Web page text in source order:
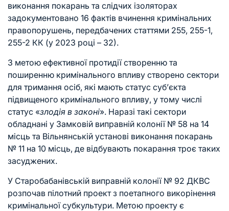
виконання покарань та слідчих ізоляторах
задокументовано 16 фактів вчинення кримінальних
правопорушень, передбачених статтями 255, 255-1,
255-2 КК (у 2023 році – 32).
З метою ефективної протидії створенню та
поширенню кримінального впливу створено сектори
для тримання осіб, які мають статус суб’єкта
підвищеного кримінального впливу, у тому числі
статус «злодія в законі». Наразі такі сектори
обладнані у Замковій виправній колонії № 58 на 14
місць та Вільнянській установі виконання покарань
№ 11 на 10 місць, де відбувають покарання троє таких
засуджених.
У Старобабанівській виправній колонії № 92 ДКВС
розпочав пілотний проект з поетапного викорінення
кримінальної субкультури. Метою проекту є